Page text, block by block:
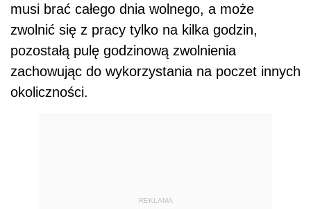
musi brać całego dnia wolnego, a może
zwolnić się z pracy tylko na kilka godzin,
pozostałą pulę godzinową zwolnienia
zachowując do wykorzystania na poczet innych
okoliczności.
REKLAMA